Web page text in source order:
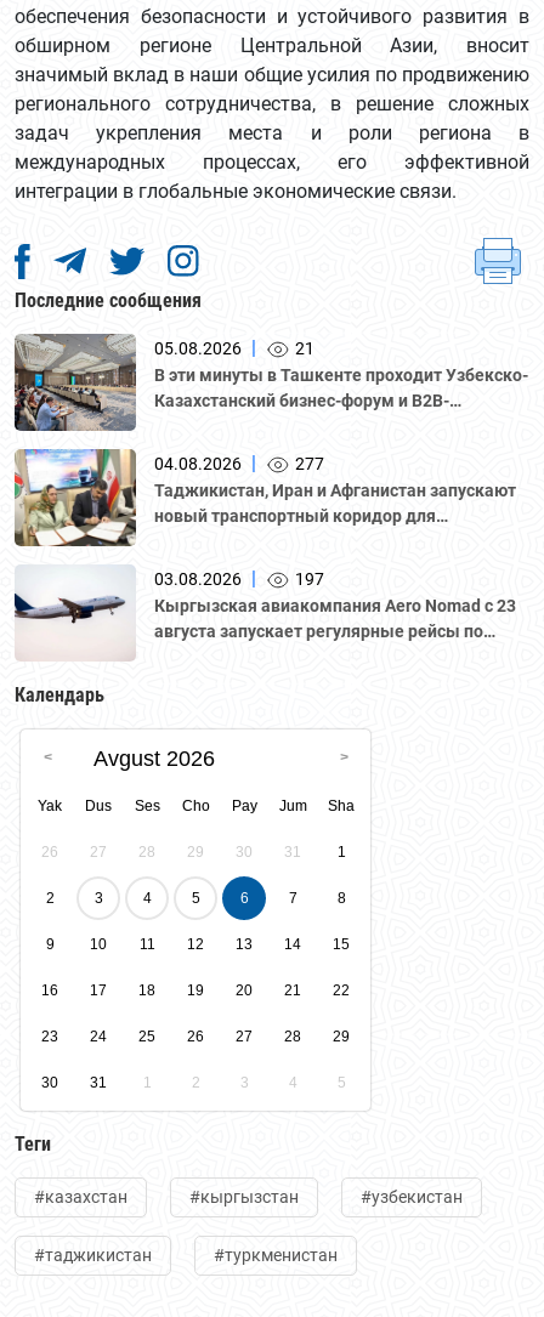
обеспечения безопасности и устойчивого развития в
обширном регионе Центральной Азии, вносит
значимый вклад в наши общие усилия по продвижению
регионального сотрудничества, в решение сложных
задач укрепления места и роли региона в
международных процессах, его эффективной
интеграции в глобальные экономические связи.
Последние сообщения
05.08.2026
21
В эти минуты в Ташкенте проходит Узбекско-
Казахстанский бизнес-форум и B2B-
Национальной палатой предпринимателей
Казахстана "Атамекен."
04.08.2026
277
Таджикистан, Иран и Афганистан запускают
новый транспортный коридор для
03.08.2026
197
Кыргызская авиакомпания Aero Nomad с 23
августа запускает регулярные рейсы по
Календарь
Avgust 2026
Yak Dus Ses Cho Pay Jum Sha
26 27 28 29 30 31 1
2 3 4 5 6 7 8
9 10 11 12 13 14 15
16 17 18 19 20 21 22
23 24 25 26 27 28 29
30 31 1 2 3 4 5
Теги
#казахстан #кыргызстан #узбекистан
#таджикистан #туркменистан